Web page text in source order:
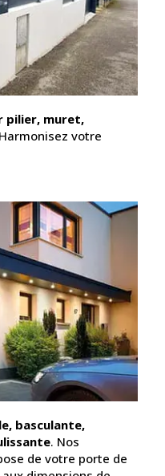
pilier, muret,
votre
basculante,
. Nos
de votre porte de